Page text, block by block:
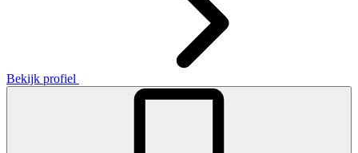
Bekijk profiel